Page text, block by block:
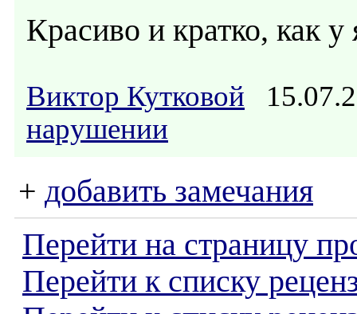
Красиво и кратко, как
Виктор Кутковой
нарушении
+ добавить замечания
Перейти на страницу
Перейти к списку